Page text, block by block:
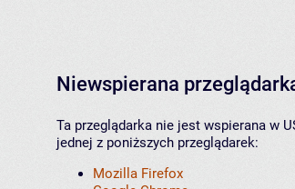
Niewspierana
Ta przeglądarka nie jest wspierana w
jednej z poniższych przeglądarek:
Mozilla Firefox